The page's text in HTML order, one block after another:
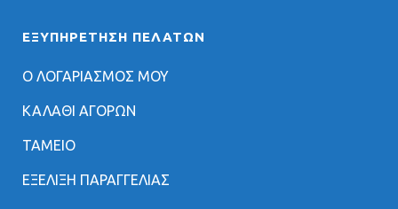
ΕΞΥΠΗΡΈΤΗΣΗ ΠΕΛΑΤΏΝ
Ο ΛΟΓΑΡΙΑΣΜΟΣ ΜΟΥ
ΚΑΛΑΘΙ ΑΓΟΡΩΝ
ΤΑΜΕΙΟ
ΕΞΕΛΙΞΗ ΠΑΡΑΓΓΕΛΙΑΣ